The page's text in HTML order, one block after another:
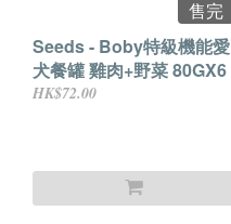
售完
Seeds - Boby特級機能愛
犬餐罐 雞肉+野菜 80GX6
HK$72.00